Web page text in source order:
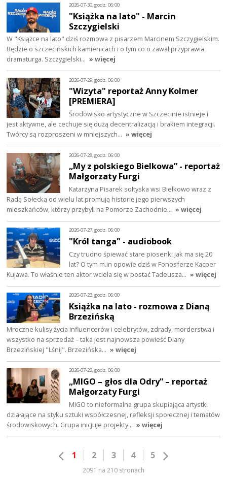
2026-07-30, godz. 06:00
"Książka na lato" - Marcin
Szczygielski
W "Książce na lato" dziś rozmowa z pisarzem Marcinem Szczygielskim.
Będzie o szczecińskich kamienicach i o tym co o zawał przyprawia
dramaturga. Szczygielski… » więcej
2026-07-29, godz. 06:00
"Wizyta" reportaż Anny Kolmer
[PREMIERA]
Środowisko artystyczne w Szczecinie istnieje i
jest aktywne, ale cechuje się dużą decentralizacją i brakiem integracji.
Twórcy są rozproszeni w mniejszych… » więcej
2026-07-28, godz. 06:00
„My z polskiego Bielkowa” - reportaż
Małgorzaty Furgi
Katarzyna Pisarek sołtyska wsi Bielkowo wraz z
Radą Sołecką od wielu lat promują historię jego pierwszych
mieszkańców, którzy przybyli na Pomorze Zachodnie… » więcej
2026-07-27, godz. 06:00
"Król tanga" - audiobook
Czy trudno śpiewać stare piosenki jak ma się 20
lat? O tym m.in opowie dziś w Fonosferze Kacper
Kujawa. To właśnie ten aktor wciela się w postać Tadeusza… » więcej
2026-07-23, godz. 06:00
Książka na lato - rozmowa z Dianą
Brzezińską
Mroczne kulisy życia influencerów i celebrytów, zdrady, morderstwa i
wszystko na sprzedaż – taka jest najnowsza powieść Diany
Brzezińskiej "Lśnij". Brzezińska… » więcej
2026-07-22, godz. 06:00
„MIGO – głos dla Odry” – reportaż
Małgorzaty Furgi
MIGO to nieformalna grupa skupiająca artystki
działające na styku sztuki współczesnej, refleksji społecznej i tematów
środowiskowych. Grupa inicjuje projekty… » więcej
1 2 3 4 5
2091 na 210 stronach